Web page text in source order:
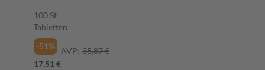
100 St
Tabletten
-51%
AVP: 35,87 €
17,51 €